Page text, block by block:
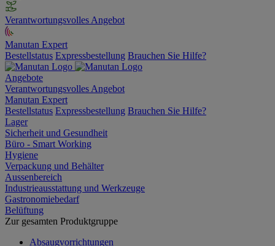
Verantwortungsvolles Angebot
Manutan Expert
Bestellstatus Expressbestellung Brauchen Sie Hilfe?
Angebote
Verantwortungsvolles Angebot
Manutan Expert
Bestellstatus Expressbestellung Brauchen Sie Hilfe?
Lager
Sicherheit und Gesundheit
Büro - Smart Working
Hygiene
Verpackung und Behälter
Aussenbereich
Industrieausstattung und Werkzeuge
Gastronomiebedarf
Belüftung
Zur gesamten Produktgruppe
Absaugvorrichtungen